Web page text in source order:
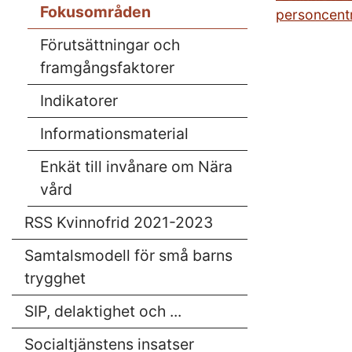
Fokusområden
Förutsättningar och
framgångsfaktorer
Indikatorer
Informationsmaterial
Enkät till invånare om Nära
vård
RSS Kvinnofrid 2021-2023
Samtalsmodell för små barns
trygghet
SIP, delaktighet och ...
Socialtjänstens insatser